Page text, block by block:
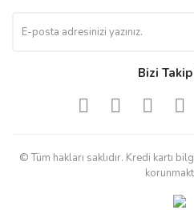
Bizi
© Tüm hakları saklıdır. Kredi kartı